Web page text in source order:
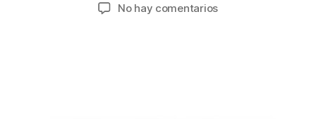
la
No hay comentariosen